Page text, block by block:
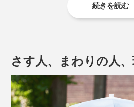
※環境省「日傘の活用推進について〜夏の熱スト
本品を使用すると34.3℃！
続きを読む
さす人、まわりの人